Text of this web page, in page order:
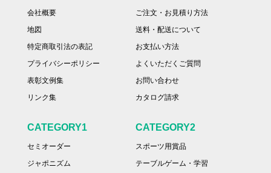
会社概要
地図
特定商取引法の表記
プライバシーポリシー
表彰文例集
リンク集
ご注文・お見積り方法
送料・配送について
お支払い方法
よくいただくご質問
お問い合わせ
カタログ請求
CATEGORY1
セミオーダー
ジャポニズム
CATEGORY2
スポーツ用賞品
テーブルゲーム・学習